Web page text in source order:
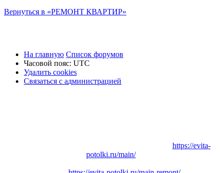
Вернуться в «РЕМОНТ КВАРТИР»
На главную Список форумов
Часовой пояс: UTC
Удалить cookies
Связаться
Связаться с администрацией
https://evita-
potolki.ru/main/